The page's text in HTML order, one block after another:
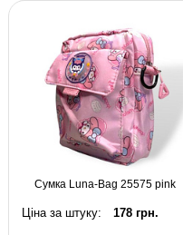
Сумка Luna-Bag 25575 pink
Ціна за штуку: 178 грн.